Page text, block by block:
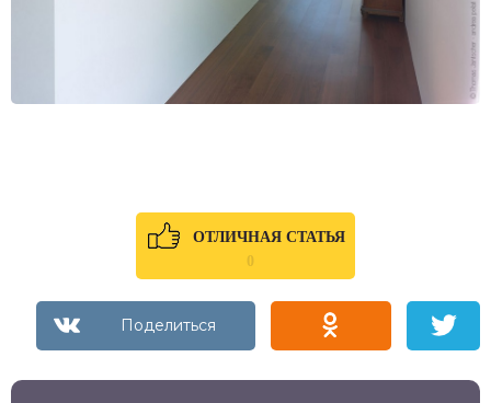
ОТЛИЧНАЯ СТАТЬЯ
0